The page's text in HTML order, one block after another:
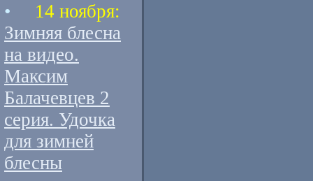
• 14 ноября:
Зимняя блесна
на видео.
Максим
Балачевцев 2
серия. Удочка
для зимней
блесны